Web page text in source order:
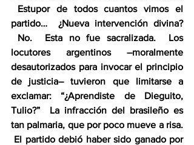
Estupor de todos cuantos vimos el
partido…  ¿Nueva intervención divina?
No.  Esta no fue sacralizada.  Los
locutores argentinos –moralmente
desautorizados para invocar el principio
de justicia– tuvieron que limitarse a
exclamar: “¿Aprendiste de Dieguito,
Tulio?”  La infracción del brasileño es
tan palmaria, que por poco mueve a risa.
El partido debió haber sido ganado por